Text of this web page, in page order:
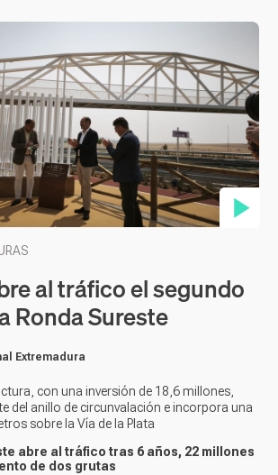
al tráfico el segundo
Ronda Sureste
Extremadura
con una inversión de 18,6 millones,
del anillo de circunvalación e incorpora una
sobre la Vía de la Plata
abre al tráfico tras 6 años, 22 millones
de dos grutas